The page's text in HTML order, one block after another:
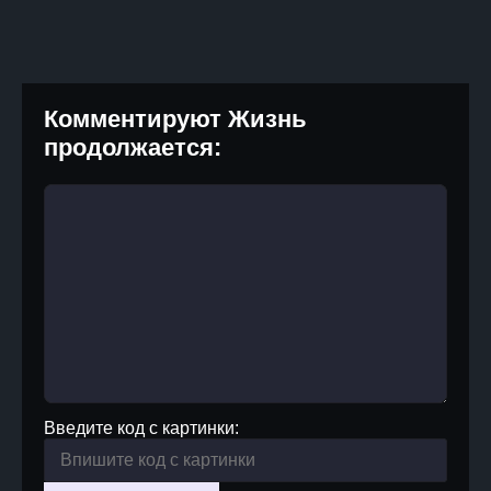
Комментируют Жизнь
продолжается:
Введите код с картинки: